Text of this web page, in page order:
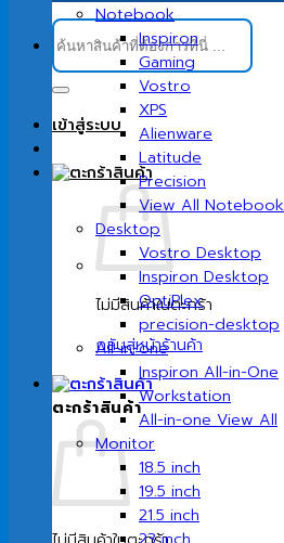
ค้นหา:
เข้าสู่ระบบ
ไม่มีสินค้าในตะกร้า
กลับสู่หน้าร้านค้า
ตะกร้าสินค้า
Notebook
Inspiron
Gaming
Vostro
XPS
Alienware
Latitude
Precision
View All Notebook
Desktop
Vostro Desktop
Inspiron Desktop
OptiPlex
precision-desktop
All-in-one
Inspiron All-in-One
Workstation
All-in-one View All
Monitor
18.5 inch
19.5 inch
21.5 inch